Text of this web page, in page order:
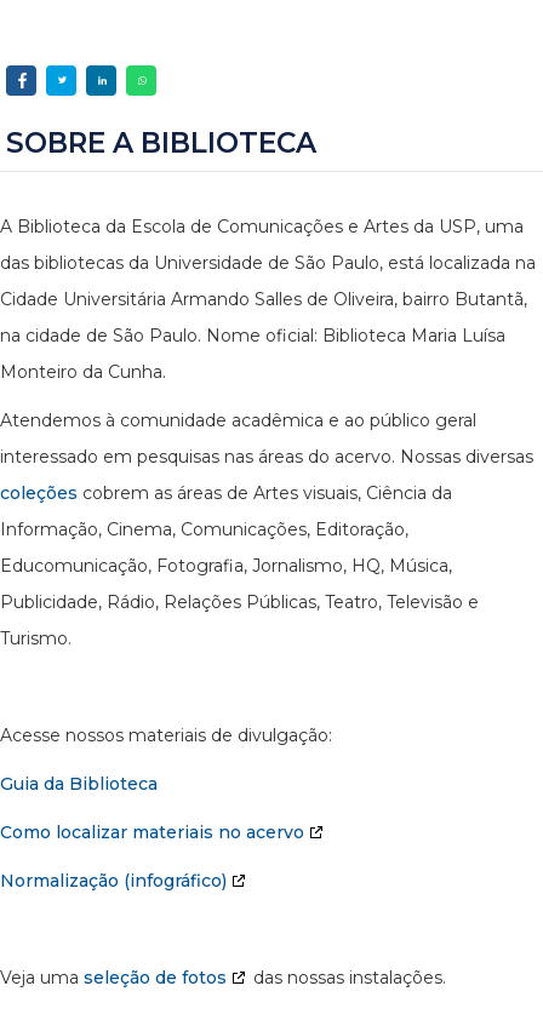
SOBRE A BIBLIOTECA
A Biblioteca da Escola de Comunicações e Artes da USP, uma
das bibliotecas da Universidade de São Paulo, está localizada na
Cidade Universitária Armando Salles de Oliveira, bairro Butantã,
na cidade de São Paulo. Nome oficial: Biblioteca Maria Luísa
Monteiro da Cunha.
Atendemos à comunidade acadêmica e ao público geral
interessado em pesquisas nas áreas do acervo. Nossas diversas
coleções cobrem as áreas de Artes visuais, Ciência da
Informação, Cinema, Comunicações, Editoração,
Educomunicação, Fotografia, Jornalismo, HQ, Música,
Publicidade, Rádio, Relações Públicas, Teatro, Televisão e
Turismo.
Acesse nossos materiais de divulgação:
Guia da Biblioteca
Como localizar materiais no acervo
Normalização (infográfico)
Veja uma seleção de fotos das nossas instalações.